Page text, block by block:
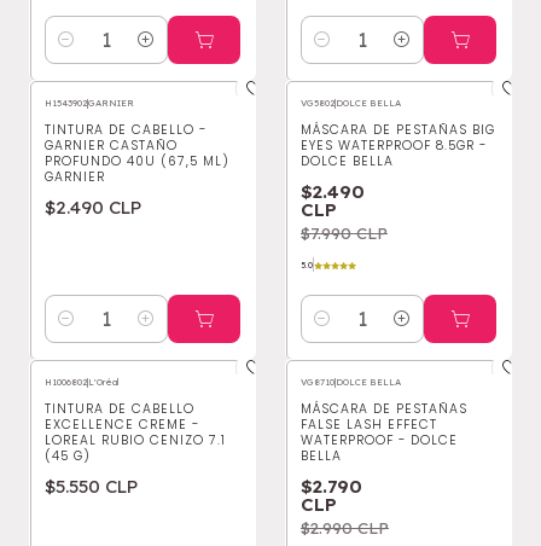
Cantidad Cantidad
H1543902|GARNIER
TINTURA DE CABELLO -
GARNIER CASTAÑO
PROFUNDO 40U (67,5 ML)
GARNIER
$2.490 CLP
Cantidad
-69% OFF
VG5802|DOLCE BELLA
MÁSCARA DE PESTAÑAS BIG
EYES WATERPROOF 8.5GR -
DOLCE BELLA
$2.490
CLP
$7.990 CLP
5.0
Cantidad
H1006802|L'Oréal
TINTURA DE CABELLO
EXCELLENCE CREME -
LOREAL RUBIO CENIZO 7.1
(45 G)
$5.550 CLP
-7% OFF
VG8710|DOLCE BELLA
MÁSCARA DE PESTAÑAS
FALSE LASH EFFECT
WATERPROOF - DOLCE
BELLA
$2.790
CLP
$2.990 CLP